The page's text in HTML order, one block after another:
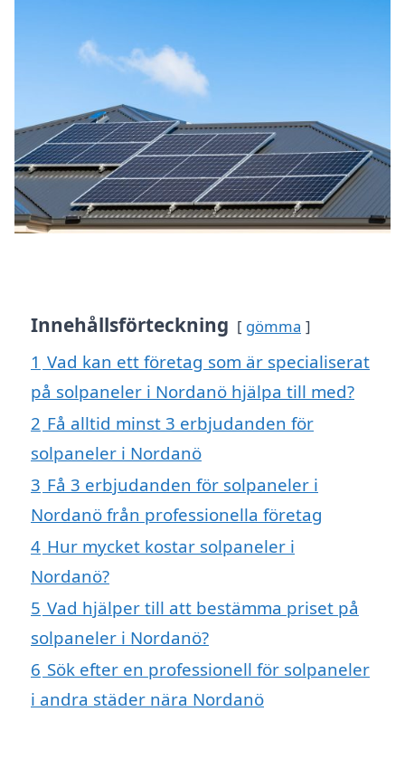
Innehållsförteckning gömma
1 Vad kan ett företag som är specialiserat
på solpaneler i Nordanö hjälpa till med?
2 Få alltid minst 3 erbjudanden för
solpaneler i Nordanö
3 Få 3 erbjudanden för solpaneler i
Nordanö från professionella företag
4 Hur mycket kostar solpaneler i
Nordanö?
5 Vad hjälper till att bestämma priset på
solpaneler i Nordanö?
6 Sök efter en professionell för solpaneler
i andra städer nära Nordanö